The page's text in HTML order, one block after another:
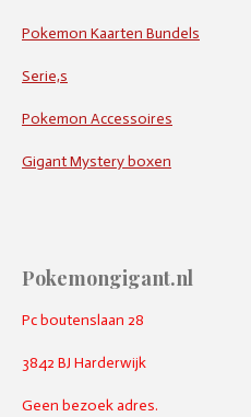
Pokemon Kaarten Bundels
Serie,s
Pokemon Accessoires
Gigant Mystery boxen
Pokemongigant.nl
Pc boutenslaan 28
3842 BJ Harderwijk
Geen bezoek adres.